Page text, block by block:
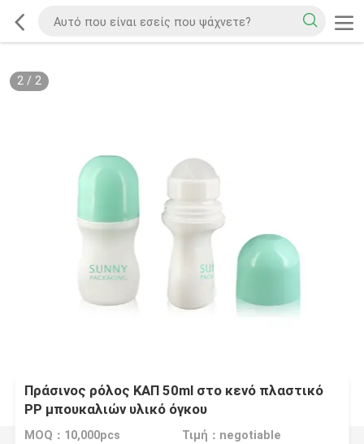
2/ 2
Πράσινος ρόλος ΚΑΠ 50ml στο κενό πλαστικό
PP μπουκαλιών υλικό όγκου
MOQ：10,000pcs Τιμή：negotiable